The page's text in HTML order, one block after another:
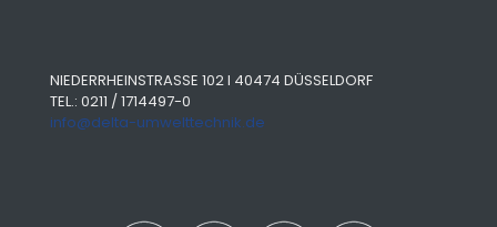
NIEDERRHEINSTRASSE 102 I 40474 DÜSSELDORF
TEL.: 0211 / 1714497-0
info@delta-umwelttechnik.de